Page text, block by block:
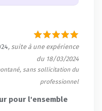
, suite à une expérience
du 18/03/2024
sans sollicitation du
professionnel
pour l'ensemble